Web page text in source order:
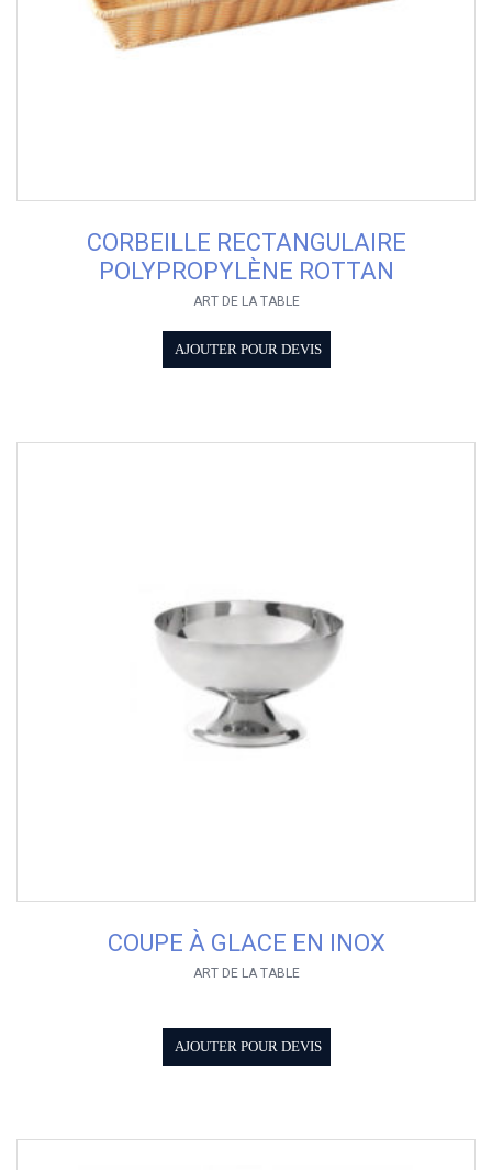
CORBEILLE RECTANGULAIRE
POLYPROPYLÈNE ROTTAN
ART DE LA TABLE
AJOUTER POUR DEVIS
COUPE À GLACE EN INOX
ART DE LA TABLE
AJOUTER POUR DEVIS